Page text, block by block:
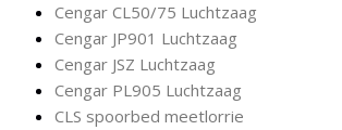
Cengar CL50/75 Luchtzaag
Cengar JP901 Luchtzaag
Cengar JSZ Luchtzaag
Cengar PL905 Luchtzaag
CLS spoorbed meetlorrie